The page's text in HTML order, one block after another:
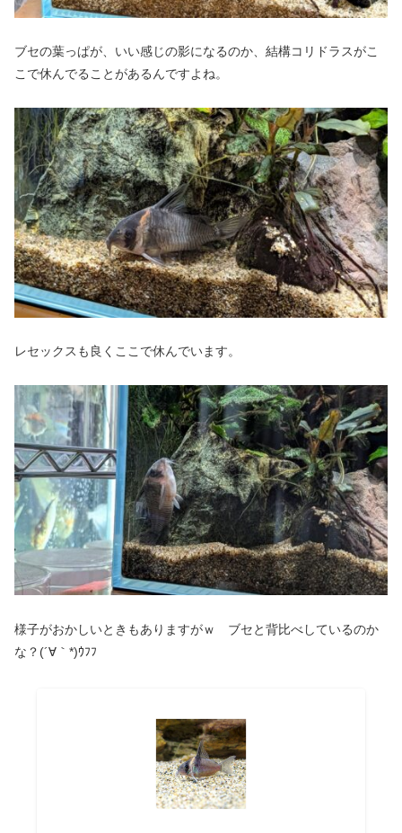
ブセの葉っぱが、いい感じの影になるのか、結構コリドラスがこ
こで休んでることがあるんですよね。
レセックスも良くここで休んでいます。
様子がおかしいときもありますがｗ ブセと背比べしているのか
な？(´∀｀*)ｳﾌﾌ